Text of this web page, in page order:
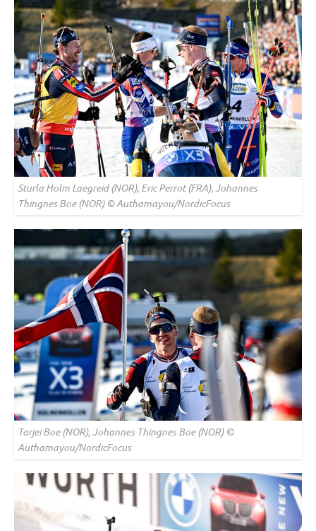
Sturla Holm Laegreid (NOR), Eric Perrot (FRA), Johannes
Thingnes Boe (NOR) © Authamayou/NordicFocus
Tarjei Boe (NOR), Johannes Thingnes Boe (NOR) ©
Authamayou/NordicFocus